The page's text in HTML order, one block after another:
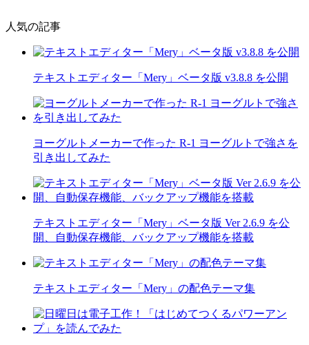
人気の記事
テキストエディター「Mery」ベータ版 v3.8.8 を公開
ヨーグルトメーカーで作った R-1 ヨーグルトで強さを
引き出してみた
テキストエディター「Mery」ベータ版 Ver 2.6.9 を公
開、自動保存機能、バックアップ機能を搭載
テキストエディター「Mery」の配色テーマ集